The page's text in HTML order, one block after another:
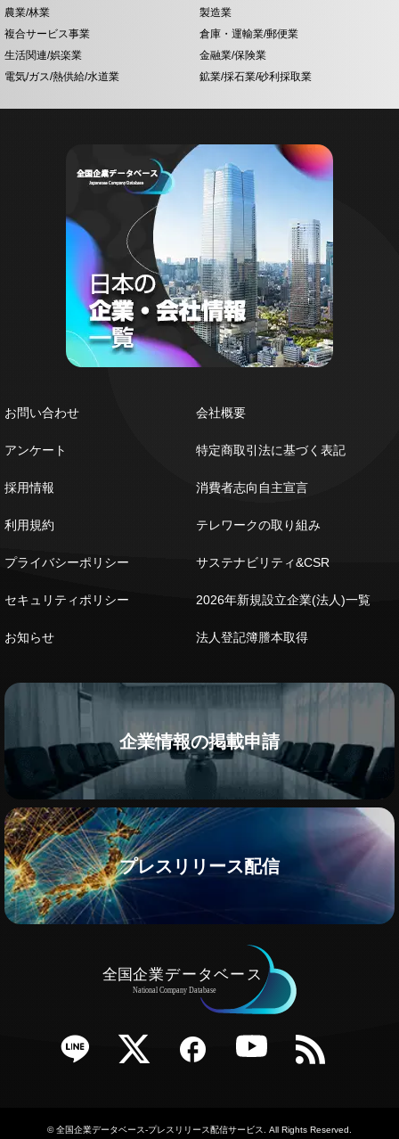
農業/林業
製造業
複合サービス事業
倉庫・運輸業/郵便業
生活関連/娯楽業
金融業/保険業
電気/ガス/熱供給/水道業
鉱業/採石業/砂利採取業
お問い合わせ
アンケート
採用情報
利用規約
プライバシーポリシー
セキュリティポリシー
お知らせ
会社概要
特定商取引法に基づく表記
消費者志向自主宣言
テレワークの取り組み
サステナビリティ&CSR
2026年新規設立企業(法人)一覧
法人登記簿謄本取得
企業情報の掲載申請
プレスリリース配信
Twitter Facebook YouTube RSS
©全国企業データベース-プレスリリース配信サービス . All Rights Reserved.